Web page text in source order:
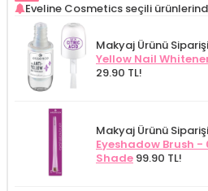
Eveline Cosmetics seçili
Makyaj Ürünü
Yellow Nail
29.90 TL!
Makyaj Ürünü
Eyeshadow Brush -
Shade 99.90 TL!